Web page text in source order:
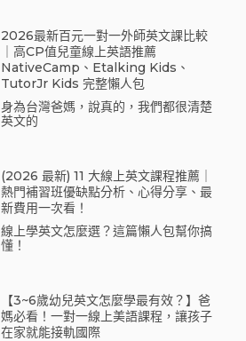
2026最新百元一對一外師英文課比較
｜高CP值兒童線上英語推薦
NativeCamp、Etalking Kids、
TutorJr Kids 完整懶人包
身為台灣爸媽，說真的，我們都很清楚
英文的
(2026 最新) 11 大線上英文課程推薦｜
熱門補習班優缺點分析、心得分享、最
新費用一次看！
線上學英文怎麼選？這篇懶人包幫你搞
懂！
【3~6歲幼兒英文怎麼學最有效？】爸
媽必看！一對一線上美語課程，讓孩子
在家就能接軌國際